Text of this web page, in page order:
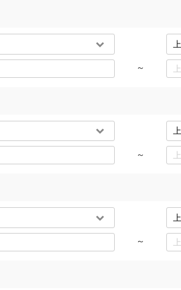
～
～
～